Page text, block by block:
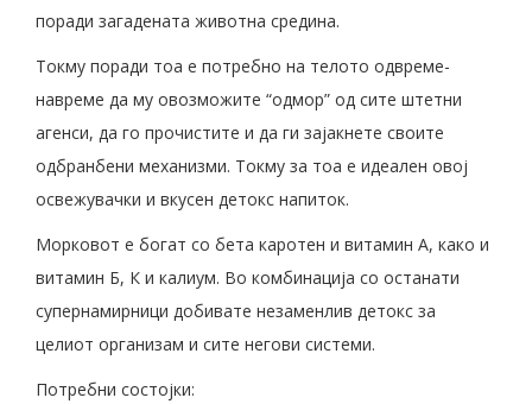
поради загадената животна средина.
Токму поради тоа е потребно на телото одвреме-
навреме да му овозможите “одмор” од сите штетни
агенси, да го прочистите и да ги зајакнете своите
одбранбени механизми. Токму за тоа е идеален овој
освежувачки и вкусен детокс напиток.
Морковот е богат со бета каротен и витамин А, како и
витамин Б, К и калиум. Во комбинација со останати
супернамирници добивате незаменлив детокс за
целиот организам и сите негови системи.
Потребни состојки: